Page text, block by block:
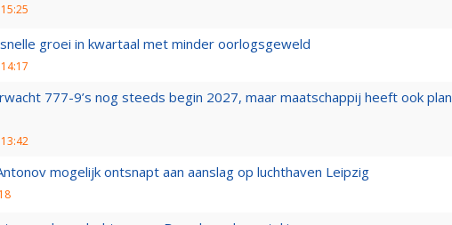
groei in kwartaal met minder oorlogsgeweld
777-9’s nog steeds begin 2027, maar maatschappij heeft ook plan
mogelijk ontsnapt aan aanslag op luchthaven Leipzig